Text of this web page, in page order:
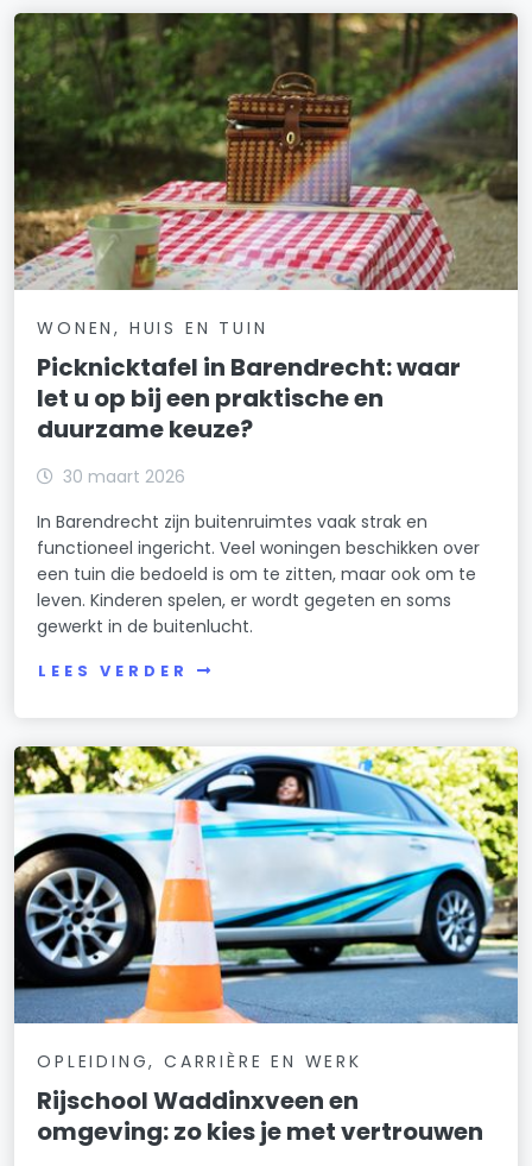
WONEN, HUIS EN TUIN
Picknicktafel in Barendrecht: waar
let u op bij een praktische en
duurzame keuze?
30 maart 2026
In Barendrecht zijn buitenruimtes vaak strak en
functioneel ingericht. Veel woningen beschikken over
een tuin die bedoeld is om te zitten, maar ook om te
leven. Kinderen spelen, er wordt gegeten en soms
gewerkt in de buitenlucht.
LEES VERDER
OPLEIDING, CARRIÈRE EN WERK
Rijschool Waddinxveen en
omgeving: zo kies je met vertrouwen